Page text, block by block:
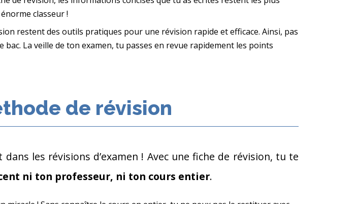
classeur !
restent des outils pratiques pour une révision rapide et efficace. Ainsi, pas
La veille de ton examen, tu passes en revue rapidement les points
de révision
les révisions d’examen ! Avec une fiche de révision, tu te
ni ton professeur, ni ton cours entier.